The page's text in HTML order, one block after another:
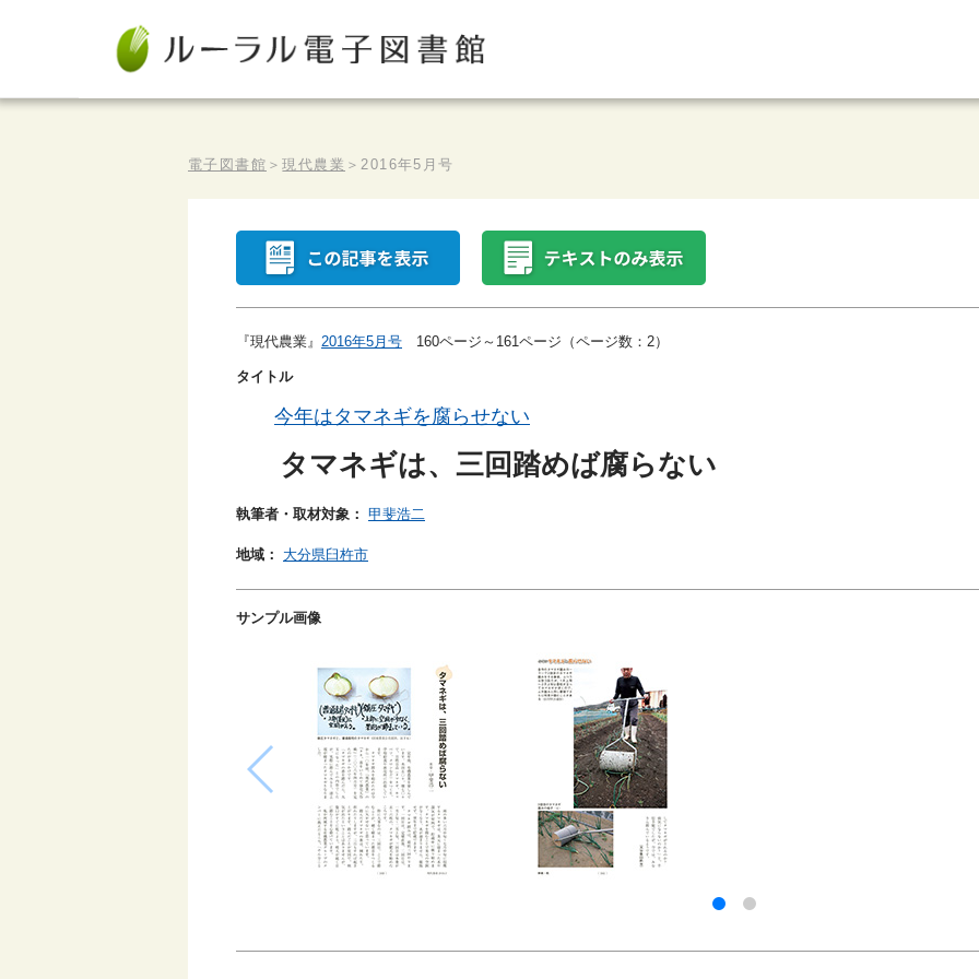
電子図書館 ＞現代農業 ＞2016年5月号
『現代農業』 2016年5月号 160ページ～161ページ（ページ数：2）
タイトル
今年はタマネギを腐らせない
タマネギは、三回踏めば腐らない
執筆者・取材対象： 甲斐浩二
地域： 大分県臼杵市
サンプル画像